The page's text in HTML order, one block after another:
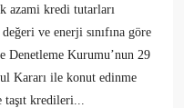
azami kredi tutarları
ve enerji sınıfına göre
Denetleme Kurumu’nun 29
Kararı ile konut edinme
kredileri...